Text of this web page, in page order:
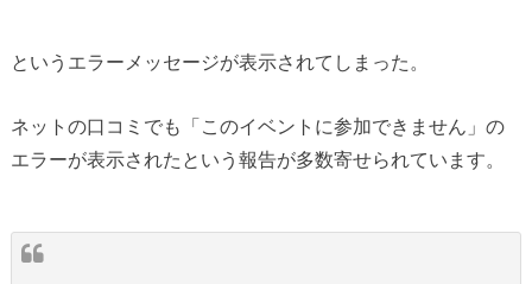
というエラーメッセージが表示されてしまった。
ネットの口コミでも「このイベントに参加できません」の
エラーが表示されたという報告が多数寄せられています。